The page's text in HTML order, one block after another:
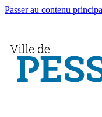
Passer au contenu